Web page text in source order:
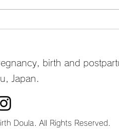
親の挑戦 by
birth and
Japan.
Doula. All Rights Reserved.